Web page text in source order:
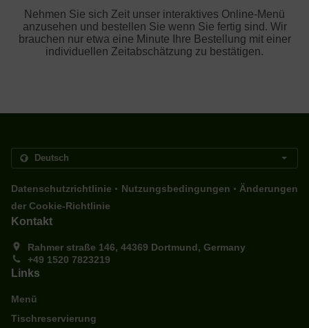
Nehmen Sie sich Zeit unser interaktives Online-Menü
anzusehen und bestellen Sie wenn Sie fertig sind. Wir
brauchen nur etwa eine Minute Ihre Bestellung mit einer
individuellen Zeitabschätzung zu bestätigen.
Datenschutzrichtlinie . Nutzungsbedingungen . Änderungen
der Cookie-Richtlinie
Kontakt
Rahmer straße 146, 44369 Dortmund, Germany
+49 1520 7823219
Links
Menü
Tischreservierung